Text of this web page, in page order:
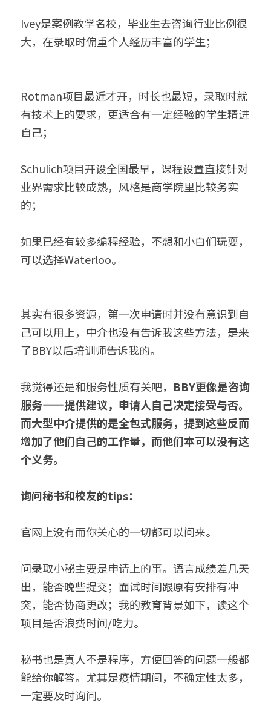
Ivey是案例教学名校，毕业生去咨询行业比例很
大，在录取时偏重个人经历丰富的学生；
Rotman项目最近才开，时长也最短，录取时就
有技术上的要求，更适合有一定经验的学生精进
自己；
Schulich项目开设全国最早，课程设置直接针对
业界需求比较成熟，风格是商学院里比较务实
的；
如果已经有较多编程经验，不想和小白们玩耍，
可以选择Waterloo。
其实有很多资源，第一次申请时并没有意识到自
己可以用上，中介也没有告诉我这些方法，是来
了BBY以后培训师告诉我的。
我觉得还是和服务性质有关吧， BBY更像是咨询
服务——提供建议，申请人自己决定接受与否。
而大型中介提供的是全包式服务，提到这些反而
增加了他们自己的工作量，而他们本可以没有这
个义务。
询问秘书和校友的tips：
官网上没有而你关心的一切都可以问来。
问录取小秘主要是申请上的事。语言成绩差几天
出，能否晚些提交；面试时间跟原有安排有冲
突，能否协商更改；我的教育背景如下，读这个
项目是否浪费时间/吃力。
秘书也是真人不是程序，方便回答的问题一般都
能给你解答。尤其是疫情期间，不确定性太多，
一定要及时询问。